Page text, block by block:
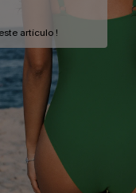
artículo !